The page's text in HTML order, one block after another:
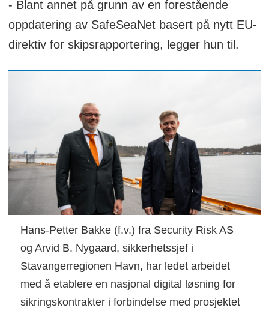
- Blant annet på grunn av en forestående
oppdatering av SafeSeaNet basert på nytt EU-
direktiv for skipsrapportering, legger hun til.
Hans-Petter Bakke (f.v.) fra Security Risk AS
og Arvid B. Nygaard, sikkerhetssjef i
Stavangerregionen Havn, har ledet arbeidet
med å etablere en nasjonal digital løsning for
sikringskontrakter i forbindelse med prosjektet